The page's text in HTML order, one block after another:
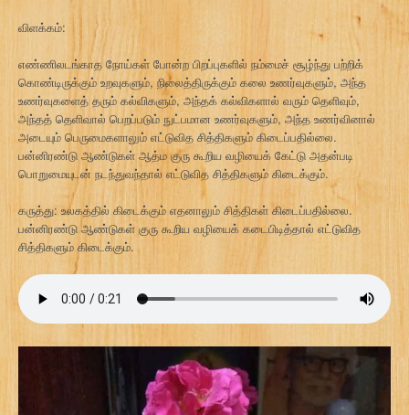
விளக்கம்:
எண்ணிலடங்காத நோய்கள் போன்ற பிறப்புகளில் நம்மைச் சூழ்ந்து பற்றிக்
கொண்டிருக்கும் உறவுகளும், நிலைத்திருக்கும் கலை உணர்வுகளும், அந்த
உணர்வுகளைத் தரும் கல்விகளும், அந்தக் கல்விகளால் வரும் தெளிவும்,
அந்தத் தெளிவால் பெறப்படும் நுட்பமான உணர்வுகளும், அந்த உணர்வினால்
அடையும் பெருமைகளாலும் எட்டுவித சித்திகளும் கிடைப்பதில்லை.
பன்னிரண்டு ஆண்டுகள் ஆத்ம குரு கூறிய வழியைக் கேட்டு அதன்படி
பொறுமையுடன் நடந்துவந்தால் எட்டுவித சித்திகளும் கிடைக்கும்.
கருத்து: உலகத்தில் கிடைக்கும் எதனாலும் சித்திகள் கிடைப்பதில்லை.
பன்னிரண்டு ஆண்டுகள் குரு கூறிய வழியைக் கடைபிடித்தால் எட்டுவித
சித்திகளும் கிடைக்கும்.